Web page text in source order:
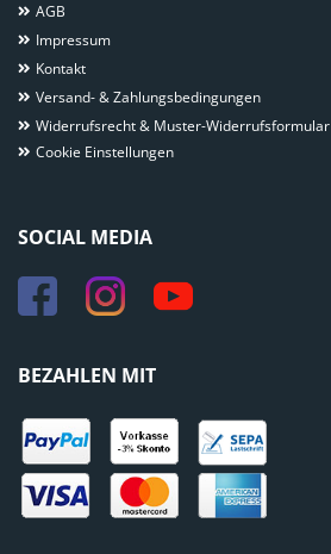
AGB
Impressum
Kontakt
Versand- & Zahlungsbedingungen
Widerrufsrecht & Muster-Widerrufsformular
Cookie Einstellungen
SOCIAL MEDIA
BEZAHLEN MIT